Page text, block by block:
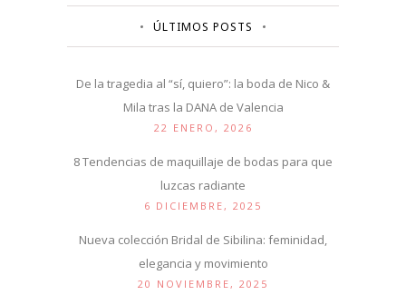
ÚLTIMOS POSTS
De la tragedia al “sí, quiero”: la boda de Nico &
Mila tras la DANA de Valencia
22 ENERO, 2026
8 Tendencias de maquillaje de bodas para que
luzcas radiante
6 DICIEMBRE, 2025
Nueva colección Bridal de Sibilina: feminidad,
elegancia y movimiento
20 NOVIEMBRE, 2025